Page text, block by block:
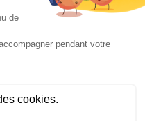
Politique cookies
d'utilisation